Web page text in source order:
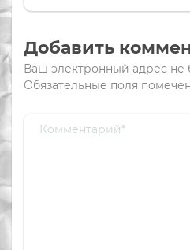
Добавить
Ваш электронный адрес не
Обязательные поля